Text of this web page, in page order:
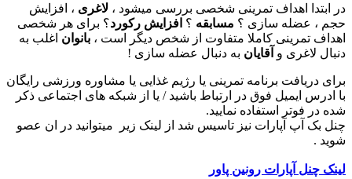
در ابتدا اهداف تمرینی شخصی بررسی میشود ، لاغری ، افزایش
حجم ، عضله سازی ؟ مسابقه ؟ افزایش رکورد؟ برای هر شخصی
اهداف تمرینی کاملا متفاوت از شخص دیگر است ، بانوان اغلب به
دنبال لاغری و آقایان به دنبال عضله سازی !
برای دریافت برنامه تمرینی یا رژیم غذایی یا مشاوره ورزشی رایگان
با ادرس ایمیل فوق در ارتباط باشید / یا از شبکه های اجتماعی ذکر
شده در فوتر استفاده نمایید.
چنل بک آپ آپارات نیز تاسیس شد از لینک زیر میتوانید در ان عصو
شوید .
لینک چنل آپارات رونین پاور